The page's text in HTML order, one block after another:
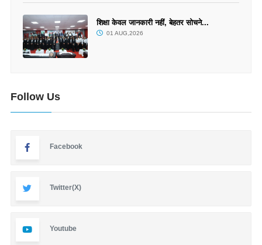
शिक्षा केवल जानकारी नहीं, बेहतर सोचने...
01 AUG,2026
Follow Us
Facebook
Twitter(X)
Youtube